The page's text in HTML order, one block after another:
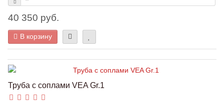
40 350 руб.
В корзину
Труба с соплами VEA Gr.1